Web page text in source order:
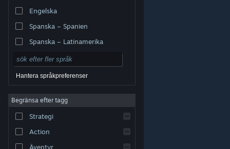
varumärken tillhör respektive ägare i USA och andra
Tillgänglighet
Återbetalningar|
Engelska
Spanska – Spanien
Spanska – Latinamerika
Hantera språkpreferenser
Begränsa efter tagg
Strategi
Action
Äventyr